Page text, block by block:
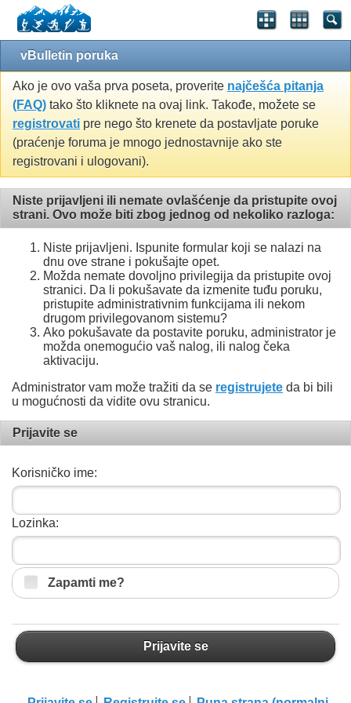
vBulletin poruka
Ako je ovo vaša prva poseta, proverite najčešća pitanja
(FAQ) tako što kliknete na ovaj link. Takođe, možete se
registrovati pre nego što krenete da postavljate poruke
(praćenje foruma je mnogo jednostavnije ako ste
registrovani i ulogovani).
Niste prijavljeni ili nemate ovlašćenje da pristupite ovoj
strani. Ovo može biti zbog jednog od nekoliko razloga:
Niste prijavljeni. Ispunite formular koji se nalazi na
dnu ove strane i pokušajte opet.
Možda nemate dovoljno privilegija da pristupite ovoj
stranici. Da li pokušavate da izmenite tuđu poruku,
pristupite administrativnim funkcijama ili nekom
drugom privilegovanom sistemu?
Ako pokušavate da postavite poruku, administrator je
možda onemogućio vaš nalog, ili nalog čeka
aktivaciju.
Administrator vam može tražiti da se registrujete da bi bili
u mogućnosti da vidite ovu stranicu.
Prijavite se
Korisničko ime:
Lozinka:
Zapamti me?
Prijavite se